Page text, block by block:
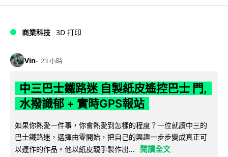
商業科技 3D 打印
Vin 23 小時
中三巴士鐵路迷 自製紙皮遙控巴士 門,
水撥識郁 + 實時GPS報站
如果你熱愛一件事，你會熱愛到怎樣的程度？一位就讀中三的
巴士鐵路迷，選擇由零開始，把自己的興趣一步步變成真正可
以運作的作品。他以紙皮親手製作出...
閱讀全文